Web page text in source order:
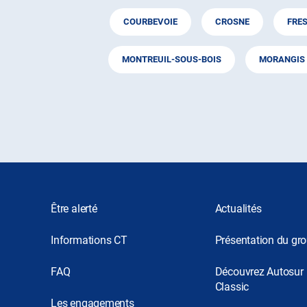
COURBEVOIE CROSNE
MONTREUIL-SOUS-BOIS MORANGIS
Être alerté
Informations CT
FAQ
Les engagements
Actualités
Présentation du
Découvrez Autosur
Classic